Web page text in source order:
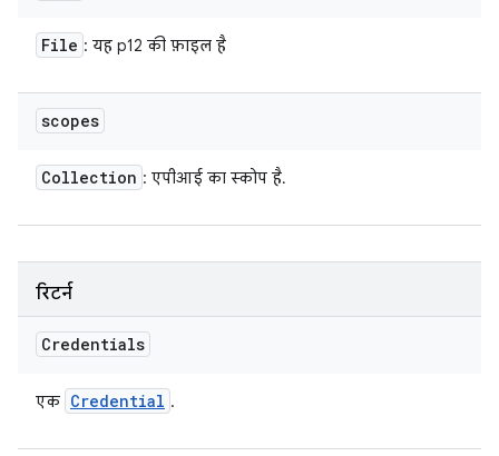
File : यह p12 की फ़ाइल है
scopes
Collection : एपीआई का स्कोप है.
रिटर्न
Credentials
एक Credential .